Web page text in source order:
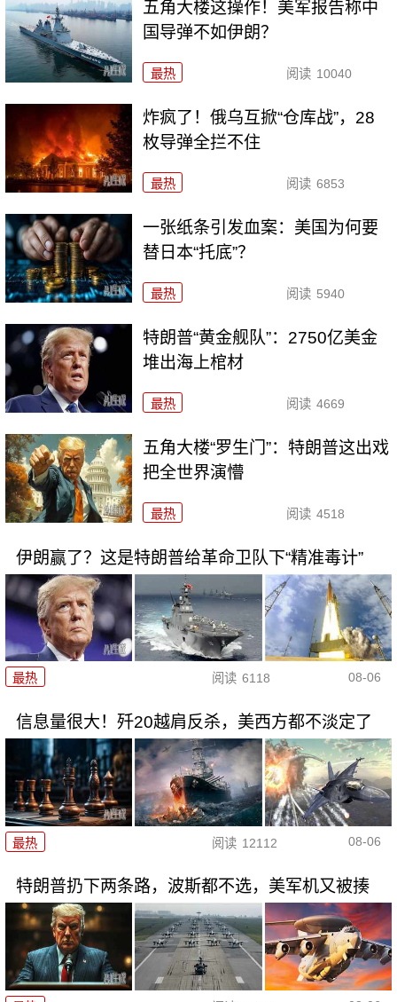
五角大楼这操作！美军报告称中
国导弹不如伊朗？
最热 阅读 10040
炸疯了！俄乌互掀“仓库战”，28
枚导弹全拦不住
最热 阅读 6853
一张纸条引发血案：美国为何要
替日本“托底”？
最热 阅读 5940
特朗普“黄金舰队”：2750亿美金
堆出海上棺材
最热 阅读 4669
五角大楼“罗生门”：特朗普这出戏
把全世界演懵
最热 阅读 4518
伊朗赢了？这是特朗普给革命卫队下“精准毒计”
最热 阅读 6118 08-06
信息量很大！歼20越肩反杀，美西方都不淡定了
最热 阅读 12112 08-06
特朗普扔下两条路，波斯都不选，美军机又被揍